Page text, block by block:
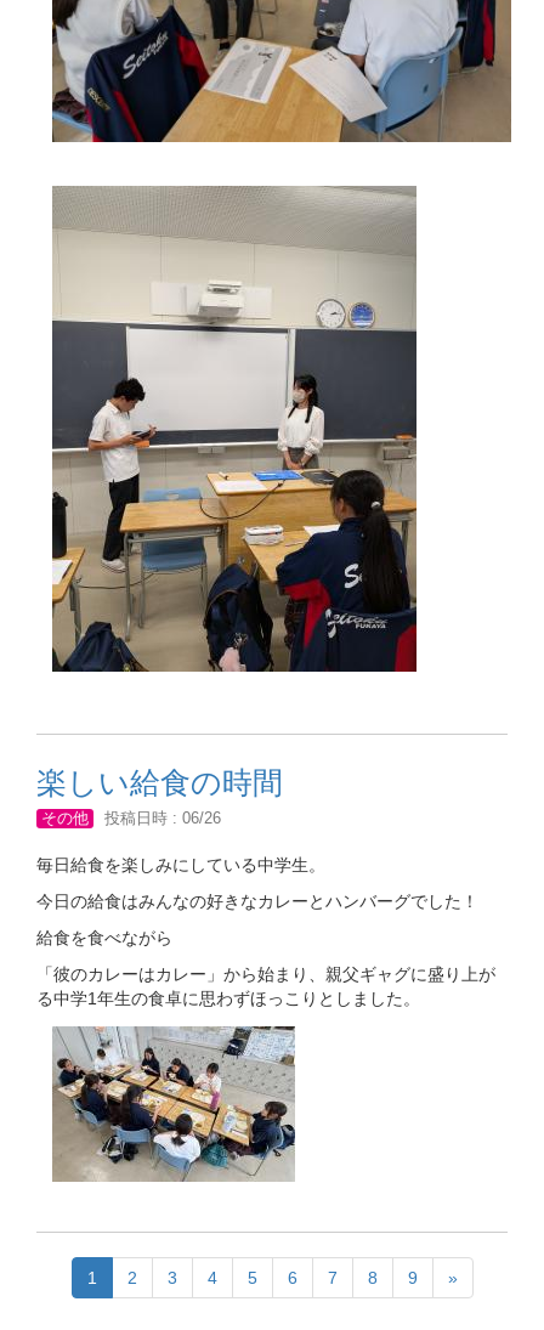
楽しい給食の時間
その他 投稿日時 : 06/26
毎日給食を楽しみにしている中学生。
今日の給食はみんなの好きなカレーとハンバーグでした！
給食を食べながら
「彼のカレーはカレー」から始まり、親父ギャグに盛り上が
る中学1年生の食卓に思わずほっこりとしました。
1 2 3 4 5 6 7 8 9 »